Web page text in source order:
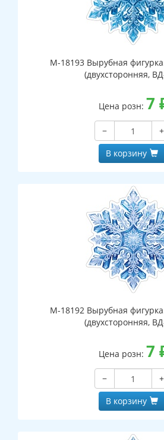
М-18193 Вырубная
(двухсторонняя,
Цена розн: 7
−
+
В корзину
М-18192 Вырубная
(двухсторонняя,
Цена розн: 7
−
+
В корзину